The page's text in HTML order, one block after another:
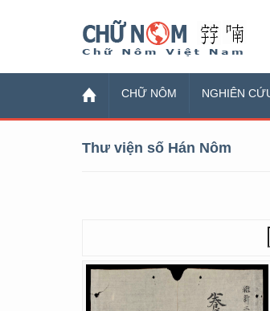
CHỮ NÔM NGHIÊN
Thư viện số Hán Nôm